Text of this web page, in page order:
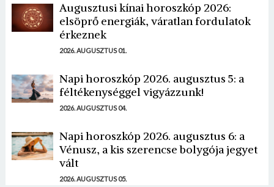
Augusztusi kínai horoszkóp 2026:
elsöprő energiák, váratlan fordulatok
érkeznek
2026. AUGUSZTUS 01.
Napi horoszkóp 2026. augusztus 5: a
féltékenységgel vigyázzunk!
2026. AUGUSZTUS 04.
Napi horoszkóp 2026. augusztus 6: a
Vénusz, a kis szerencse bolygója jegyet
vált
2026. AUGUSZTUS 05.